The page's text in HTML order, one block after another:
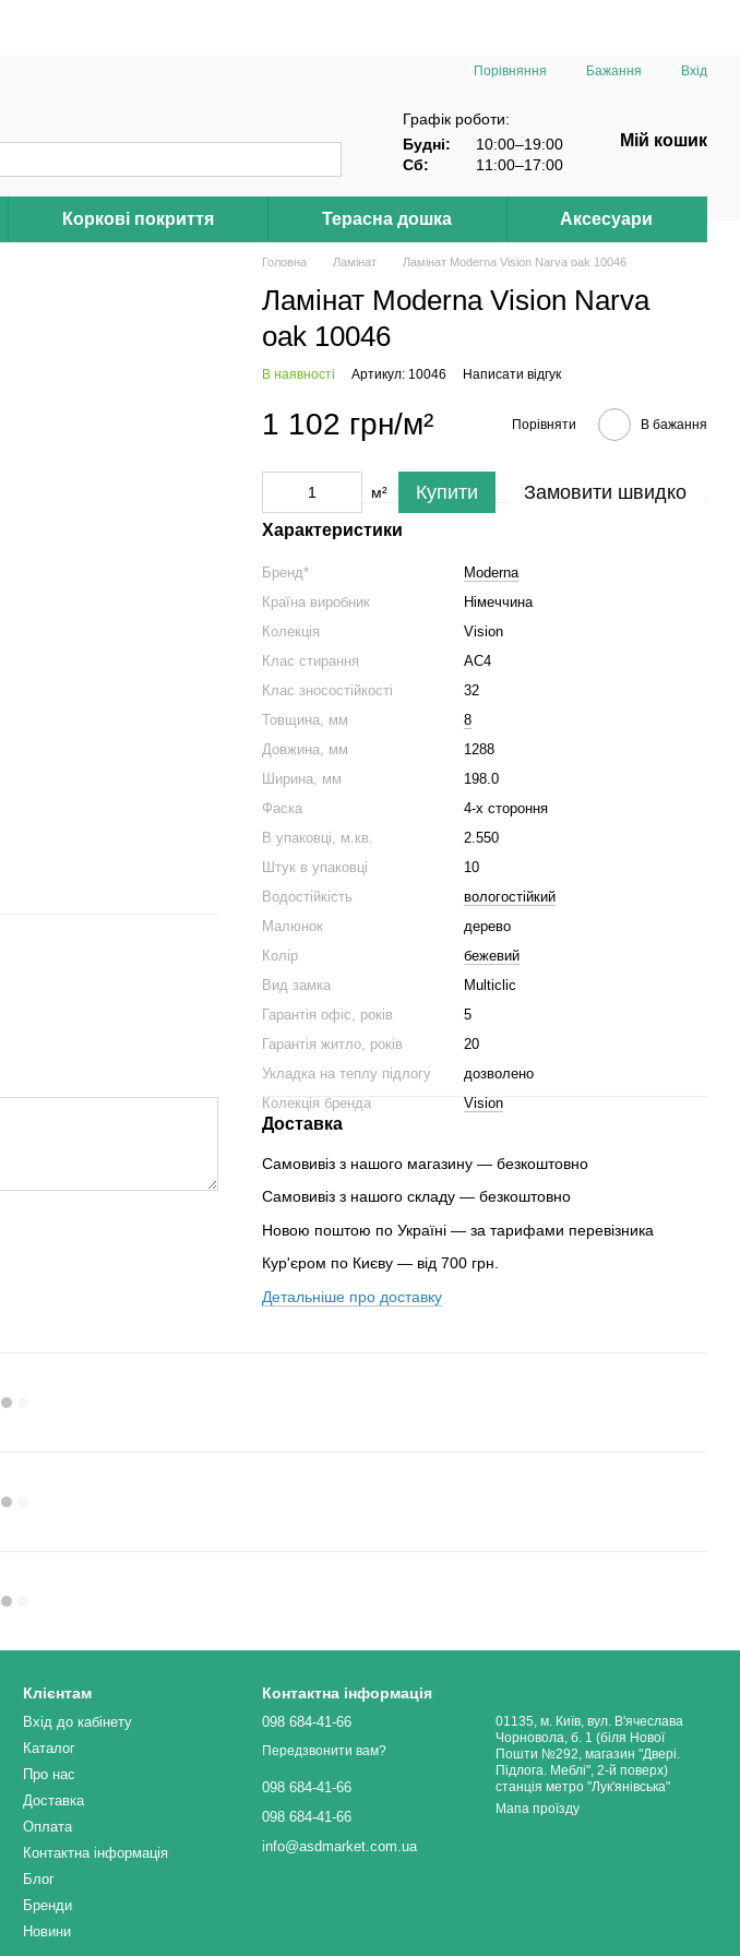
Порівняння Бажання Вхід
Графік роботи:
Будні:
10:00–19:00
Сб:
11:00–17:00
Мій кошик
Коркові покриття Терасна дошка Аксесуари
Головна Ламінат Ламінат Moderna Vision Narva oak 10046
Ламінат Moderna Vision Narva
oak 10046
В наявності Артикул: 10046 Написати відгук
1 102 грн/м² Порівняти В бажання
м² Купити Замовити швидко
Характеристики
Бренд*
Moderna
Країна виробник
Німеччина
Колекція
Vision
Клас стирання
АС4
Клас зносостійкості
32
Товщина, мм
8
Довжина, мм
1288
Ширина, мм
198.0
Фаска
4-х стороння
В упаковці, м.кв.
2.550
Штук в упаковці
10
Водостійкість
вологостійкий
Малюнок
дерево
Колір
бежевий
Вид замка
Multiclic
Гарантія офіс, років
5
Гарантія житло, років
20
Укладка на теплу підлогу
дозволено
Колекція бренда
Vision
Доставка
Самовивіз з нашого магазину — безкоштовно
Самовивіз з нашого складу — безкоштовно
Новою поштою по Україні — за тарифами перевізника
Кур'єром по Києву — від 700 грн.
Детальніше про доставку
Клієнтам
Вхід до кабінету
Каталог
Про нас
Доставка
Оплата
Контактна інформація
Блог
Бренди
Новини
Контактна інформація
098 684-41-66
Передзвонити вам?
098 684-41-66
098 684-41-66
info@asdmarket.com.ua
01135, м. Київ, вул. В'ячеслава
Чорновола, б. 1 (біля Нової
Пошти №292, магазин "Двері.
Підлога. Меблі", 2-й поверх)
станція метро "Лук'янівська"
Мапа проїзду